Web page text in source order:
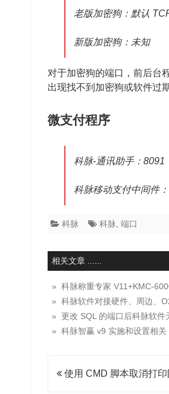
老版加密狗：默认
新版加密狗：未知
对于加密狗的端口，前后台
出现找不到加密狗或软件过
微支付程序
科脉-通讯助手：8091
科脉移动支付中间件
科脉 科脉 端口
相关文章 ......
» 科脉称重专家 V11+KMC-
» 科脉软件对接硬件、周边、
» 更改 SQL 的端口后科脉软件
» 科脉智赢 v9 实施和设置相关
文使用 CMD 脚本取消打印